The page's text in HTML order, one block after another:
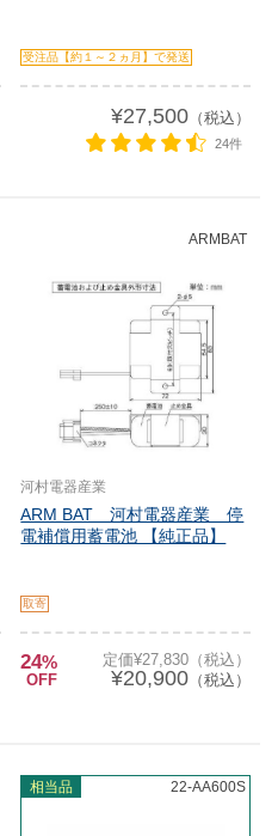
受注品【約１～２ヵ月】で発送
¥27,500（税込）
24件
ARMBAT
河村電器産業
ARM BAT 河村電器産業 停
電補償用蓄電池 【純正品】
取寄
24%
OFF
定価¥27,830（税込）
¥20,900（税込）
相当品 22-AA600S